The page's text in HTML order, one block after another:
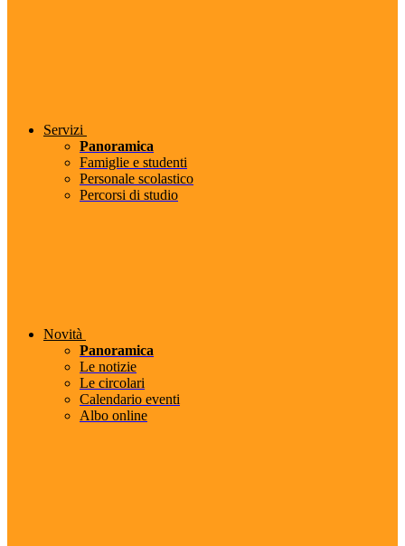
Servizi
Panoramica
Famiglie e studenti
Personale scolastico
Percorsi di studio
Novità
Panoramica
Le notizie
Le circolari
Calendario eventi
Albo online